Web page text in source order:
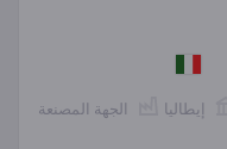
الجهة المصنعة إيطاليا